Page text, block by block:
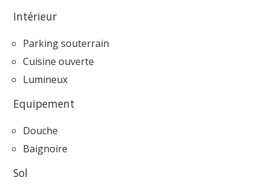
Intérieur
Parking souterrain
Cuisine ouverte
Lumineux
Equipement
Douche
Baignoire
Sol